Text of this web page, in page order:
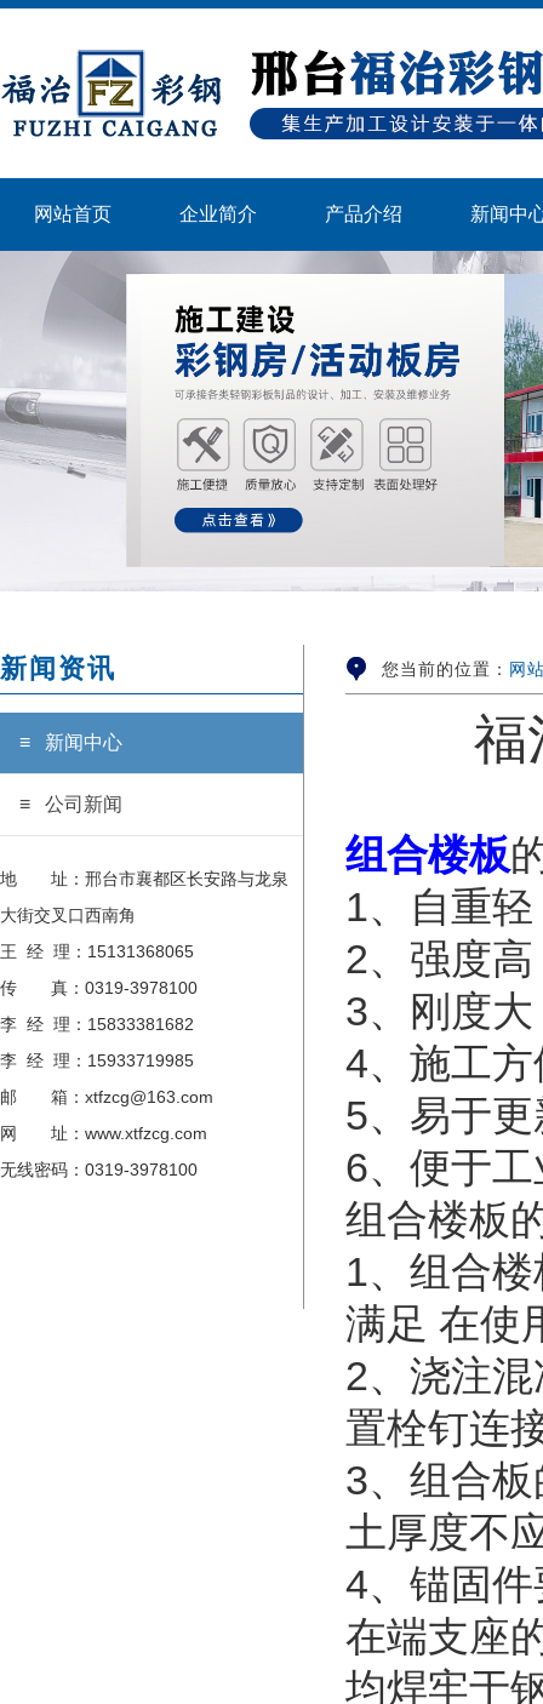
网站首页 企业简介 产品介绍 新闻中
新闻资讯
≡ 新闻中心
≡ 公司新闻
地 址：邢台市襄都区长安路与龙泉
大街交叉口西南角
王 经 理：15131368065
传 真：0319-3978100
李 经 理：15833381682
李 经 理：15933719985
邮 箱：xtfzcg@163.com
网 址：www.xtfzcg.com
无线密码：0319-3978100
您当前的位置： 网
福
组合楼板
1、自重轻
2、强度高
3、刚度大
4、施工
5、易于更
6、便于
组合楼板
1、组合
满足 在使
2、浇注
置栓钉连
3、组合
土厚度不
4、锚固
在端支座
均焊牢于